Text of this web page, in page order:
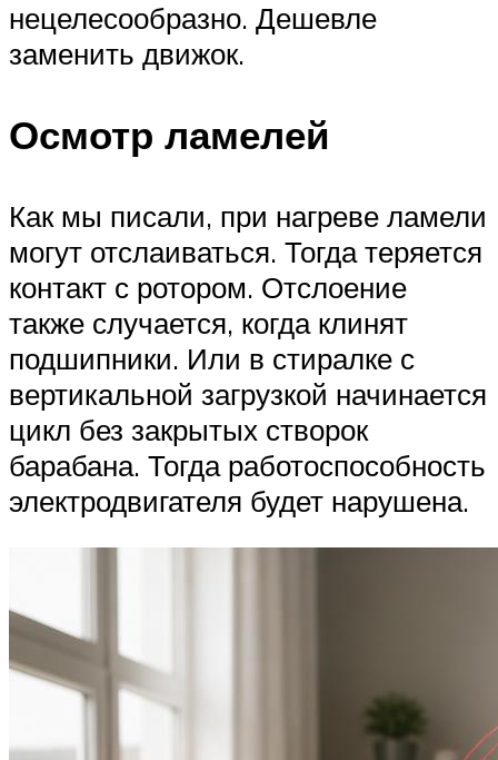
нецелесообразно. Дешевле
заменить движок.
Осмотр ламелей
Как мы писали, при нагреве ламели
могут отслаиваться. Тогда теряется
контакт с ротором. Отслоение
также случается, когда клинят
подшипники. Или в стиралке с
вертикальной загрузкой начинается
цикл без закрытых створок
барабана. Тогда работоспособность
электродвигателя будет нарушена.